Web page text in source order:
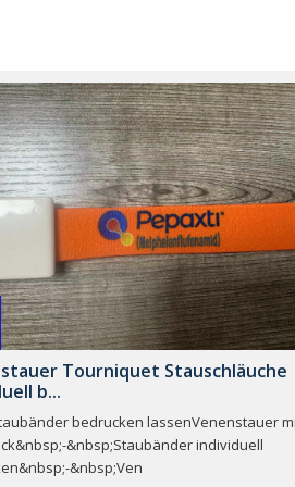
Tourniquet Stauschläuche
b...
bedrucken lassenVenenstauer
&nbsp;Staubänder individuell
&nbsp;Ven